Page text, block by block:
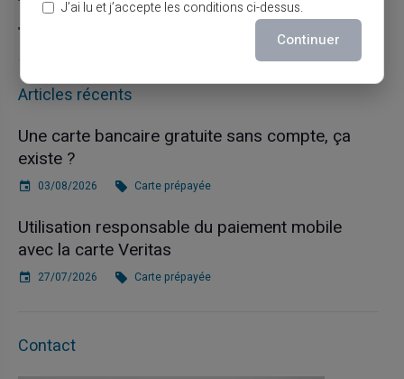
Articles récents
Une carte bancaire gratuite sans compte, ça
existe ?
03/08/2026 Carte prépayée
Utilisation responsable du paiement mobile
avec la carte Veritas
27/07/2026 Carte prépayée
Contact
J’ai lu et j’accepte les conditions ci-dessus.
Continuer